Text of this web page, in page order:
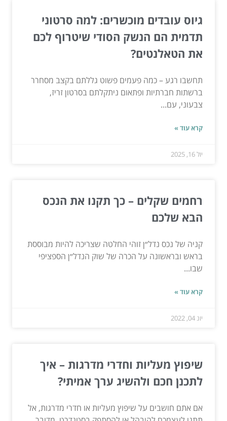
גיוס עובדים מוכשרים: למה סרטוני
תדמית הם הנשק הסודי שיטרוף לכם
את הטאלנטים?
תחשבו רגע – כמה פעמים פשוט גללתם בקצב מסחרר
ברשתות חברתיות ופתאום ניתקלתם בסרטון זריז,
צבעוני, עם...
קרא עוד »
יול 16, 2025
רחמים שקלים – כך תקנו את הנכס
הבא שלכם
קניה של נכס נדל״ן זוהי החלטה שצריכה להיות מבוססת
בראש ובראשונה על הכרה של שוק הנדל״ן הספציפי
שבו...
קרא עוד »
יונ 04, 2022
שיפוץ מעליות וחדרי מדרגות – איך
לתכנן חכם ולהשיג ערך אמיתי?
אם אתם חושבים על שיפוץ מעליות או חדרי מדרגות, אל